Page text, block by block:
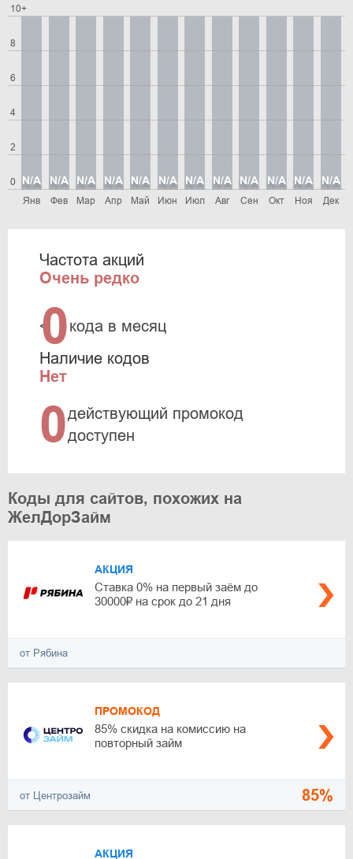
0
2
4
6
8
10+
Янв
N/A
Фев
N/A
Мар
N/A
Апр
N/A
Май
N/A
Июн
N/A
Июл
N/A
Авг
N/A
Сен
N/A
Окт
N/A
Ноя
N/A
Дек
N/A
Частота акций
Очень редко
<0кода в месяц
Наличие кодов
Нет
0действующий промокод
доступен
Коды для сайтов, похожих на
ЖелДорЗайм
АКЦИЯ
Ставка 0% на первый заём до
30000₽ на срок до 21 дня
от Рябина
ПРОМОКОД
85% скидка на комиссию на
повторный займ
от Центрозайм 85%
АКЦИЯ